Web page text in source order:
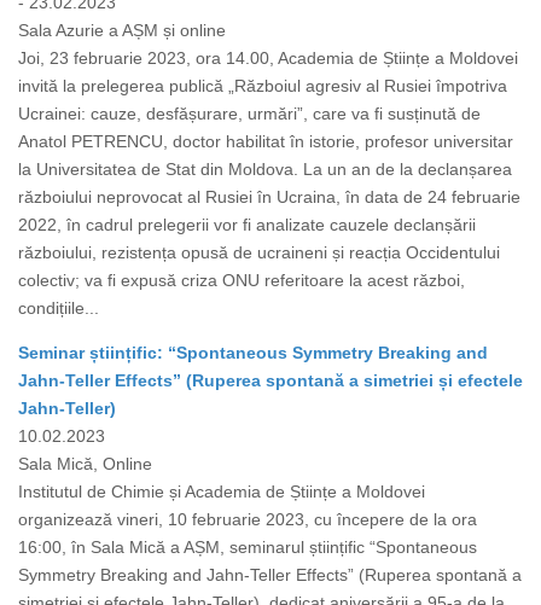
Sala Azurie a AȘM și online
Joi, 23 februarie 2023, ora 14.00, Academia de Științe a Moldovei
invită la prelegerea publică „Războiul agresiv al Rusiei împotriva
Ucrainei: cauze, desfășurare, urmări”, care va fi susținută de
Anatol PETRENCU, doctor habilitat în istorie, profesor universitar
la Universitatea de Stat din Moldova. La un an de la declanșarea
războiului neprovocat al Rusiei în Ucraina, în data de 24 februarie
2022, în cadrul prelegerii vor fi analizate cauzele declanșării
războiului, rezistența opusă de ucraineni și reacția Occidentului
colectiv; va fi expusă criza ONU referitoare la acest război,
condițiile...
Seminar științific: “Spontaneous Symmetry Breaking and
Jahn-Teller Effects” (Ruperea spontană a simetriei și efectele
Jahn-Teller)
10.02.2023
Sala Mică, Online
Institutul de Chimie și Academia de Științe a Moldovei
organizează vineri, 10 februarie 2023, cu începere de la ora
16:00, în Sala Mică a AȘM, seminarul științific “Spontaneous
Symmetry Breaking and Jahn-Teller Effects” (Ruperea spontană a